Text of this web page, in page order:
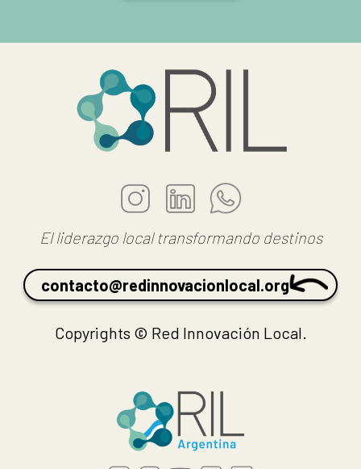
El liderazgo local transformando destinos
contacto@redinnovacionlocal.org
Copyrights © Red Innovación Local.